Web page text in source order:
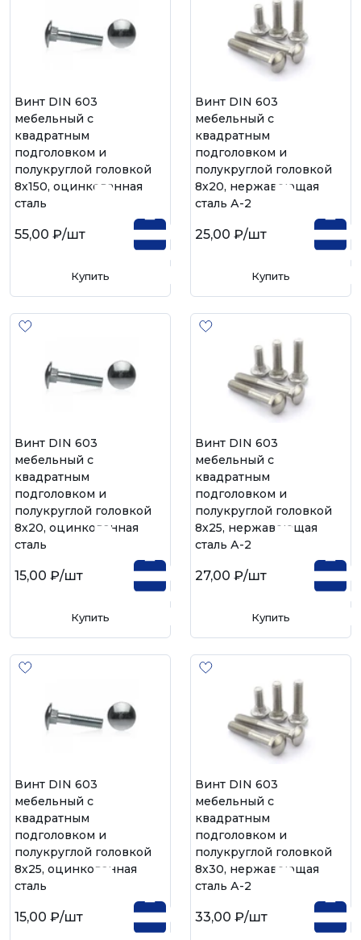
Винт DIN 603
мебельный с
квадратным
подголовком и
полукруглой головкой
8х150, оцинкованная
сталь
55,00 ₽/шт
Купить
Винт DIN 603
мебельный с
квадратным
подголовком и
полукруглой головкой
8х20, нержавеющая
сталь А-2
25,00 ₽/шт
Купить
Винт DIN 603
мебельный с
квадратным
подголовком и
полукруглой головкой
8х20, оцинкованная
сталь
15,00 ₽/шт
Купить
Винт DIN 603
мебельный с
квадратным
подголовком и
полукруглой головкой
8х25, нержавеющая
сталь А-2
27,00 ₽/шт
Купить
Винт DIN 603
мебельный с
квадратным
подголовком и
полукруглой головкой
8х25, оцинкованная
сталь
15,00 ₽/шт
Винт DIN 603
мебельный с
квадратным
подголовком и
полукруглой головкой
8х30, нержавеющая
сталь А-2
33,00 ₽/шт